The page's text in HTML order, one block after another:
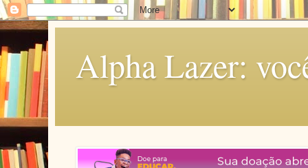
Alpha Lazer: